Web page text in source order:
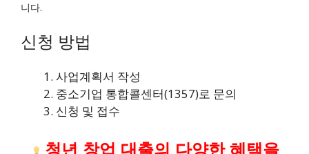
니다.
신청 방법
사업계획서 작성
중소기업 통합콜센터(1357)로 문의
신청 및 접수
청년 창업 대출의 다양한 혜택을